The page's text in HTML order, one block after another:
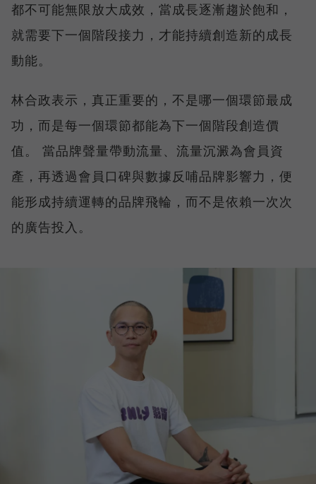
都不可能無限放大成效，當成長逐漸趨於飽和，
就需要下一個階段接力，才能持續創造新的成長
動能。
林合政表示，真正重要的，不是哪一個環節最成
功，而是每一個環節都能為下一個階段創造價
值。 當品牌聲量帶動流量、流量沉澱為會員資
產，再透過會員口碑與數據反哺品牌影響力，便
能形成持續運轉的品牌飛輪，而不是依賴一次次
的廣告投入。